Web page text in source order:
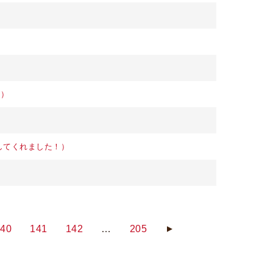
くれました！）
141 142 … 205 ▲